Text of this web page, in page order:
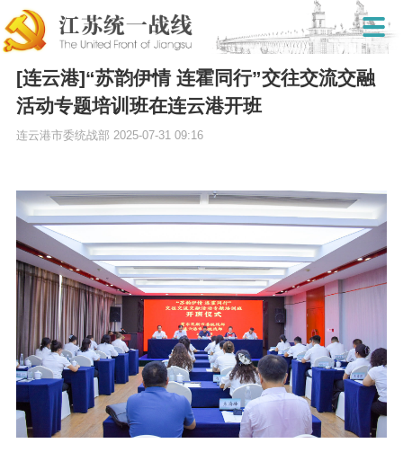
[连云港]“苏韵伊情 连霍同行”交往交流交融
活动专题培训班在连云港开班
连云港市委统战部 2025-07-31 09:16